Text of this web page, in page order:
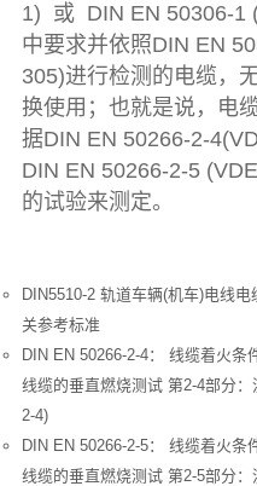
1) 或 DIN EN 50306-1
中要求并依照DIN EN
305)进行检测的电缆，
换使用；也就是说，电
据DIN EN 50266-2-
DIN EN 50266-2-5
的试验来测定。
DIN5510-2 轨道车辆(机车)电线
关参考标准
DIN EN 50266-2-4： 线缆着火条
线缆的垂直燃烧测试 第2-4部分
2-4)
DIN EN 50266-2-5： 线缆着火条
线缆的垂直燃烧测试 第2-5部分